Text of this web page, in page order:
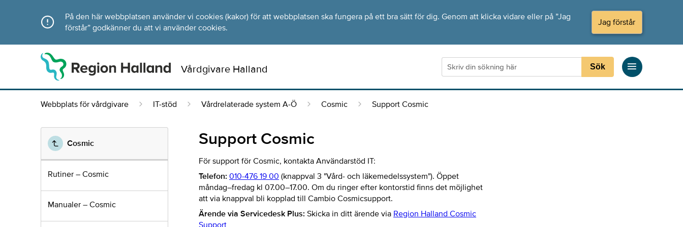
På den här webbplatsen använder vi cookies (kakor) för att webbplatsen ska fungera på ett bra sätt för dig. Genom att klicka vidare eller på ”Jag
förstår” godkänner du att vi använder cookies.
Jag förstår
Vårdgivare Halland Sök
Webbplats för vårdgivare IT-stöd Vårdrelaterade system A-Ö Cosmic Support Cosmic
Cosmic
Rutiner – Cosmic
Manualer – Cosmic
Support Cosmic
För support för Cosmic, kontakta Användarstöd IT:
Telefon: 010-476 19 00 (knappval 3 "Vård- och läkemedelssystem"). Öppet
måndag–fredag kl 07.00–17.00. Om du ringer efter kontorstid finns det möjlighet
att via knappval bli kopplad till Cambio Cosmicsupport.
Ärende via Servicedesk Plus: Skicka in ditt ärende via Region Halland Cosmic
Support